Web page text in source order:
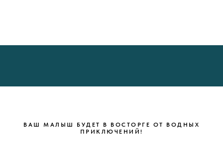
ВАШ МАЛЫШ БУДЕТ В ВОСТОРГЕ ОТ ВОДНЫХ
ПРИКЛЮЧЕНИЙ!